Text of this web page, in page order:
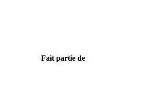
Fait partie de